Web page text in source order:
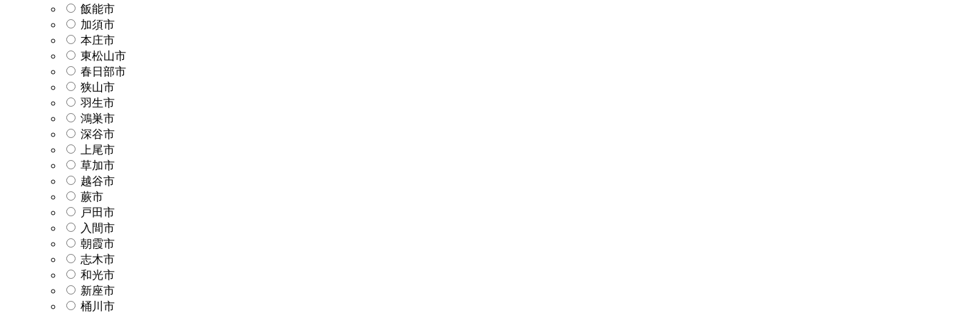
飯能市
加須市
本庄市
東松山市
春日部市
狭山市
羽生市
鴻巣市
深谷市
上尾市
草加市
越谷市
蕨市
戸田市
入間市
朝霞市
志木市
和光市
新座市
桶川市